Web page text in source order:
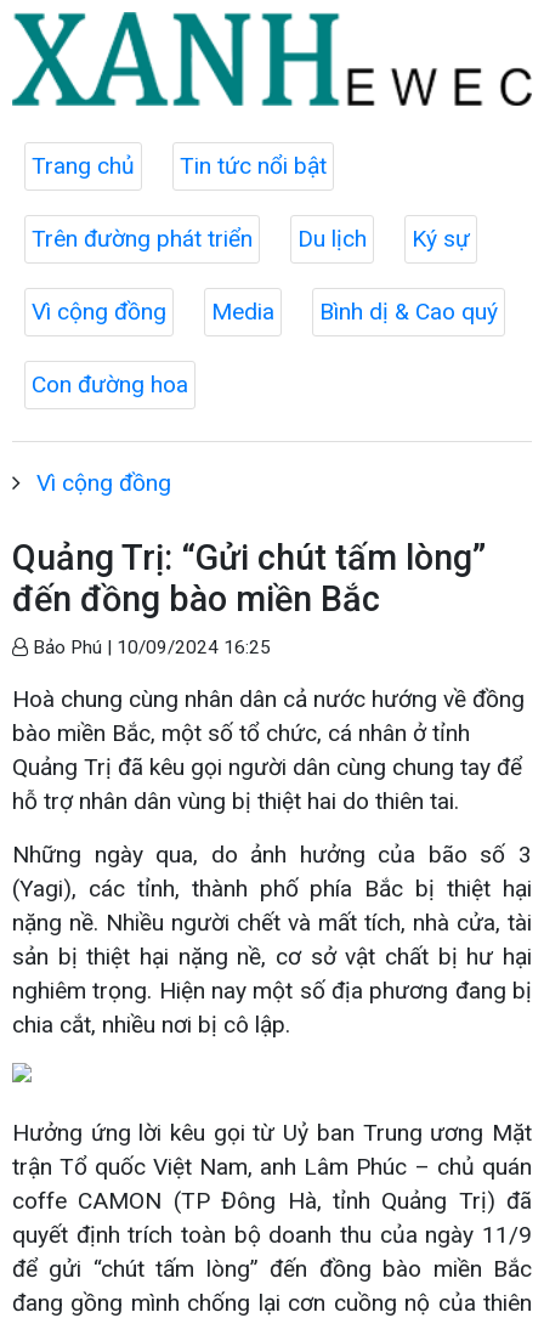
Trang chủ Tin tức nổi bật
Trên đường phát triển Du lịch Ký sự
Vì cộng đồng Media Bình dị & Cao quý
Con đường hoa
Vì cộng đồng
Quảng Trị: “Gửi chút tấm lòng”
đến đồng bào miền Bắc
Bảo Phú | 10/09/2024 16:25
Hoà chung cùng nhân dân cả nước hướng về đồng
bào miền Bắc, một số tổ chức, cá nhân ở tỉnh
Quảng Trị đã kêu gọi người dân cùng chung tay để
hỗ trợ nhân dân vùng bị thiệt hai do thiên tai.
Những ngày qua, do ảnh hưởng của bão số 3
(Yagi), các tỉnh, thành phố phía Bắc bị thiệt hại
nặng nề. Nhiều người chết và mất tích, nhà cửa, tài
sản bị thiệt hại nặng nề, cơ sở vật chất bị hư hại
nghiêm trọng. Hiện nay một số địa phương đang bị
chia cắt, nhiều nơi bị cô lập.
Hưởng ứng lời kêu gọi từ Uỷ ban Trung ương Mặt
trận Tổ quốc Việt Nam, anh Lâm Phúc – chủ quán
coffe CAMON (TP Đông Hà, tỉnh Quảng Trị) đã
quyết định trích toàn bộ doanh thu của ngày 11/9
để gửi “chút tấm lòng” đến đồng bào miền Bắc
đang gồng mình chống lại cơn cuồng nộ của thiên